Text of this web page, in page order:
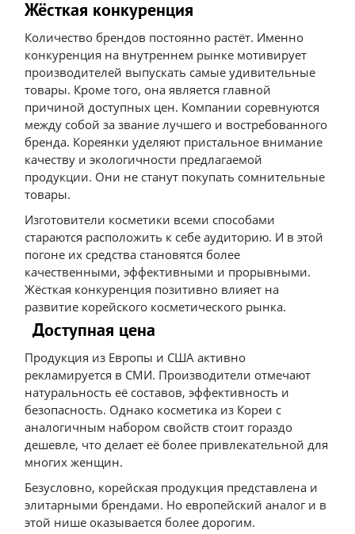
Жёсткая конкуренция
Количество брендов постоянно растёт. Именно
конкуренция на внутреннем рынке мотивирует
производителей выпускать самые удивительные
товары. Кроме того, она является главной
причиной доступных цен. Компании соревнуются
между собой за звание лучшего и востребованного
бренда. Кореянки уделяют пристальное внимание
качеству и экологичности предлагаемой
продукции. Они не станут покупать сомнительные
товары.
Изготовители косметики всеми способами
стараются расположить к себе аудиторию. И в этой
погоне их средства становятся более
качественными, эффективными и прорывными.
Жёсткая конкуренция позитивно влияет на
развитие корейского косметического рынка.
Доступная цена
Продукция из Европы и США активно
рекламируется в СМИ. Производители отмечают
натуральность её составов, эффективность и
безопасность. Однако косметика из Кореи с
аналогичным набором свойств стоит гораздо
дешевле, что делает её более привлекательной для
многих женщин.
Безусловно, корейская продукция представлена и
элитарными брендами. Но европейский аналог и в
этой нише оказывается более дорогим.